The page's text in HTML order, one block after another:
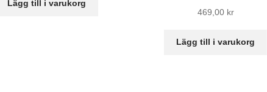
Lägg till i varukorg
469,00 kr
Lägg till i varukorg